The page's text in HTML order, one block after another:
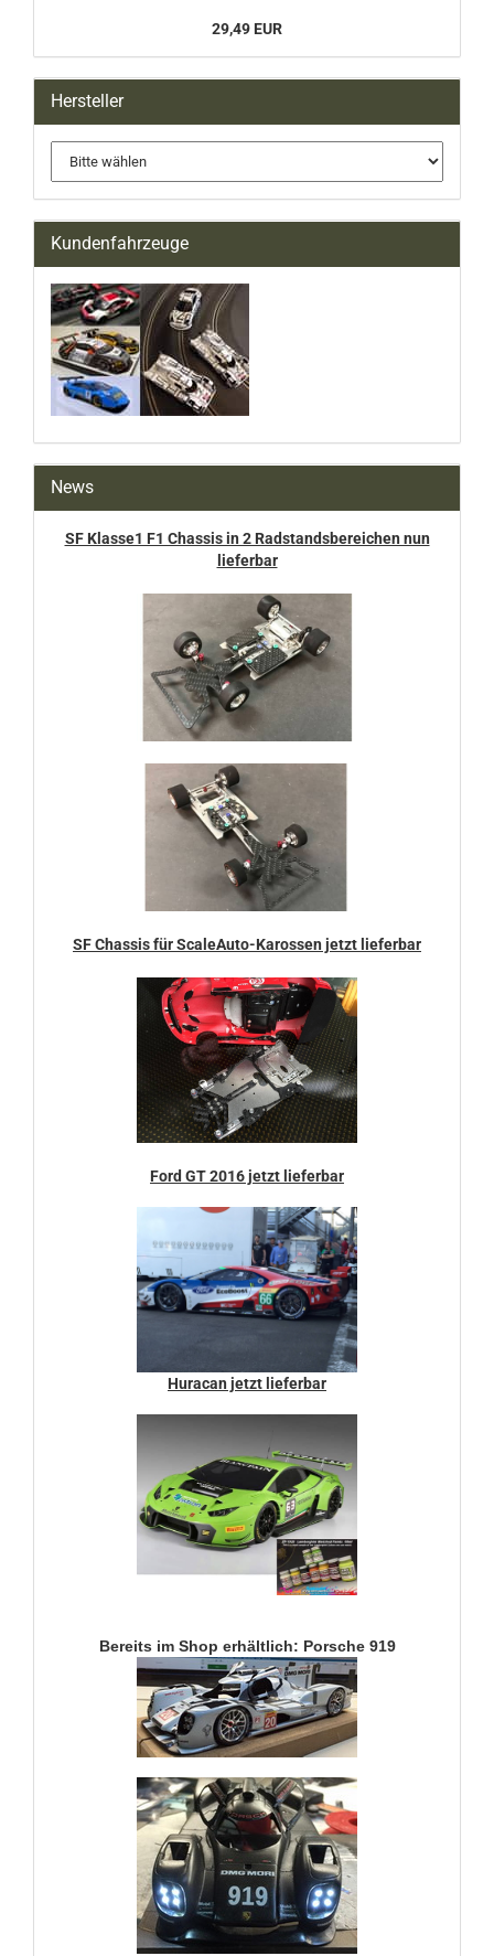
29,49 EUR
Hersteller
Kundenfahrzeuge
News
SF Klasse1 F1 Chassis in 2 Radstandsbereichen nun
lieferbar
SF Chassis für ScaleAuto-Karossen jetzt lieferbar
Ford GT 2016 jetzt lieferbar
Huracan jetzt lieferbar
Bereits im Shop erhältlich: Porsche 919